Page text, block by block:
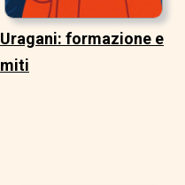
Uragani: formazione e
miti